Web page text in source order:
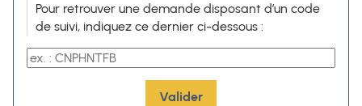
Pour retrouver une demande disposant d’un code
de suivi, indiquez ce dernier ci-dessous :
Valider